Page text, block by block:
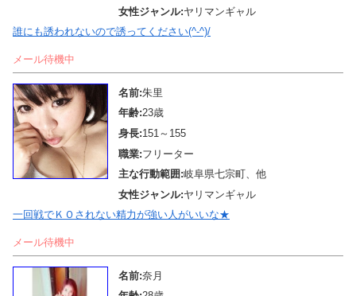
女性ジャンル:ヤリマンギャル
誰にも誘われないので誘ってください(^-^)/
メール待機中
名前:朱里
年齢:23歳
身長:151～155
職業:フリーター
主な行動範囲:岐阜県七宗町、他
女性ジャンル:ヤリマンギャル
一回戦でＫＯされない精力が強い人がいいな★
メール待機中
名前:奈月